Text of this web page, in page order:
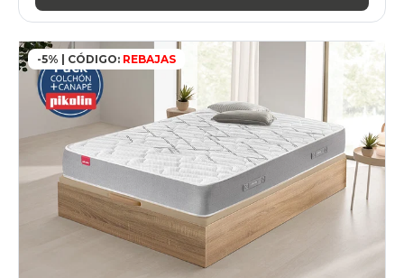
-5% | CÓDIGO: REBAJAS